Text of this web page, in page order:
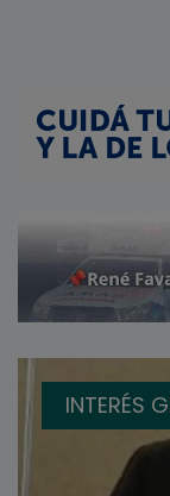
INTERÉS